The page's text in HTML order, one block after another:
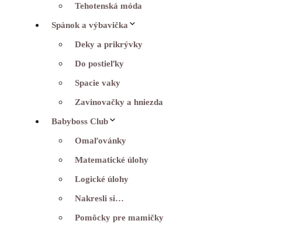
Tehotenská móda
Spánok a výbavička
Deky a prikrývky
Do postieľky
Spacie vaky
Zavinovačky a hniezda
Babyboss Club
Omaľovánky
Matematické úlohy
Logické úlohy
Nakresli si…
Pomôcky pre mamičky